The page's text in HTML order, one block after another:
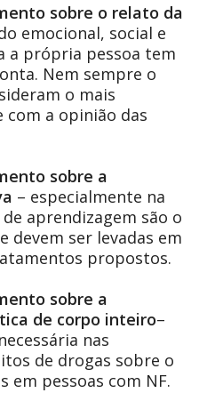
sobre o relato da
emocional, social e
a própria pessoa tem
Nem sempre o
o mais
a opinião das
sobre a
– especialmente na
aprendizagem são o
devem ser levadas em
propostos.
sobre a
de corpo inteiro–
nas
de drogas sobre o
em pessoas com NF.